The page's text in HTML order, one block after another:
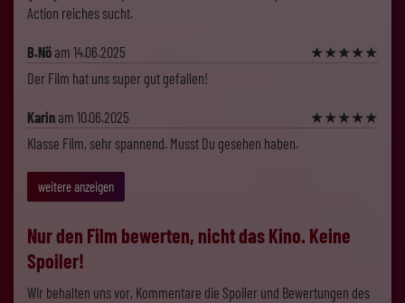
Action reiches sucht.
B.Nö am 14.06.2025 ★★★★★
Der Film hat uns super gut gefallen!
Karin am 10.06.2025 ★★★★★
Klasse Film, sehr spannend. Musst Du gesehen haben.
weitere anzeigen
Nur den Film bewerten, nicht das Kino. Keine
Spoiler!
Wir behalten uns vor, Kommentare die Spoiler und Bewertungen des